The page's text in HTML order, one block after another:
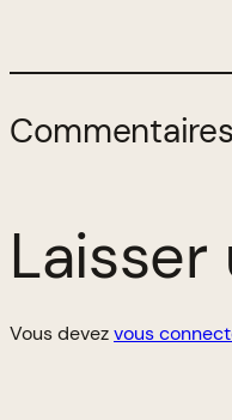
Commentaires
Vous devezvous